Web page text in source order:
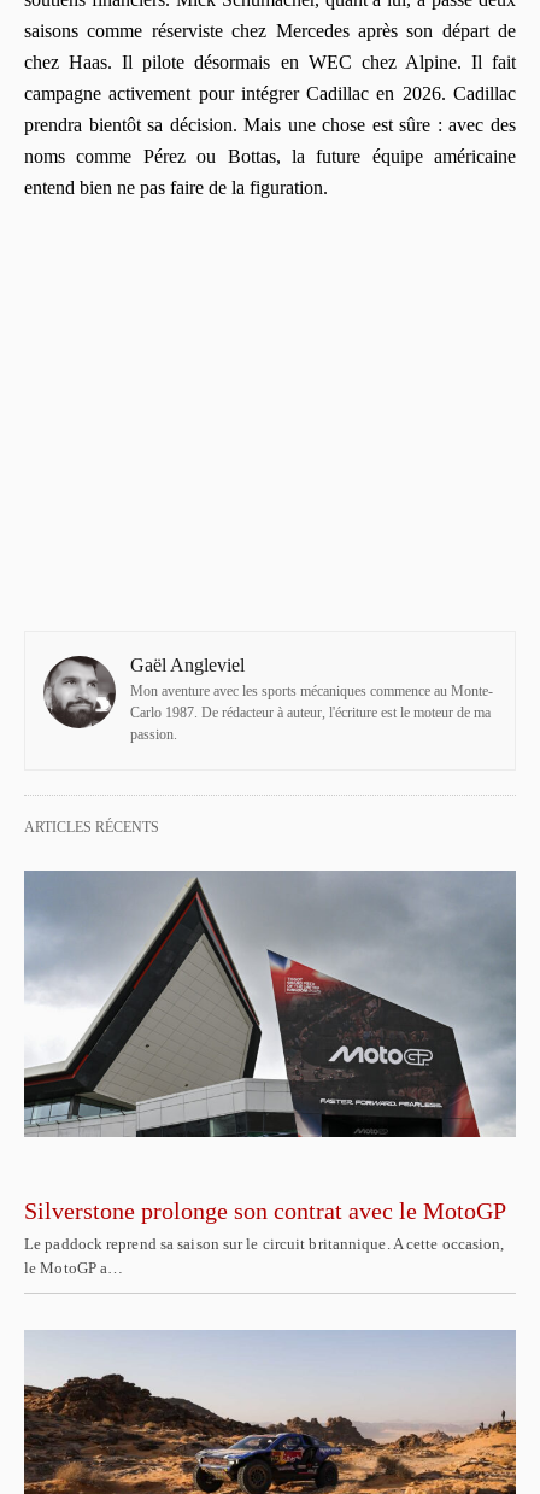
saisons comme réserviste chez Mercedes après son départ de
chez Haas. Il pilote désormais en WEC chez Alpine. Il fait
campagne activement pour intégrer Cadillac en 2026. Cadillac
prendra bientôt sa décision. Mais une chose est sûre : avec des
noms comme Pérez ou Bottas, la future équipe américaine
entend bien ne pas faire de la figuration.
Gaël Angleviel
Mon aventure avec les sports mécaniques commence au Monte-
Carlo 1987. De rédacteur à auteur, l'écriture est le moteur de ma
passion.
ARTICLES RÉCENTS
Silverstone prolonge son contrat avec le MotoGP
Le paddock reprend sa saison sur le circuit britannique. A cette occasion,
le MotoGP a…